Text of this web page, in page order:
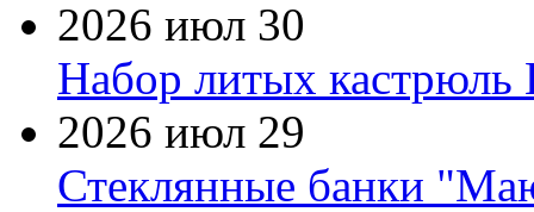
2026 июл 30
Набор литых кастрюль
2026 июл 29
Стеклянные банки